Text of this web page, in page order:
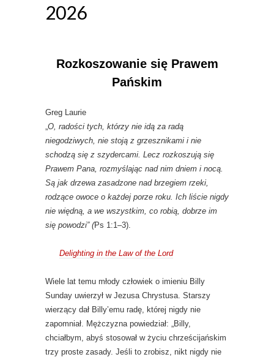
2026
Rozkoszowanie się Prawem
Pańskim
Greg Laurie
„O, radości tych, którzy nie idą za radą
niegodziwych, nie stoją z grzesznikami i nie
schodzą się z szydercami. Lecz rozkoszują się
Prawem Pana, rozmyślając nad nim dniem i nocą.
Są jak drzewa zasadzone nad brzegiem rzeki,
rodzące owoce o każdej porze roku. Ich liście nigdy
nie więdną, a we wszystkim, co robią, dobrze im
się powodzi” (Ps 1:1–3).
Delighting in the Law of the Lord
Wiele lat temu młody człowiek o imieniu Billy
Sunday uwierzył w Jezusa Chrystusa. Starszy
wierzący dał Billy’emu radę, której nigdy nie
zapomniał. Mężczyzna powiedział: „Billy,
chciałbym, abyś stosował w życiu chrześcijańskim
trzy proste zasady. Jeśli to zrobisz, nikt nigdy nie